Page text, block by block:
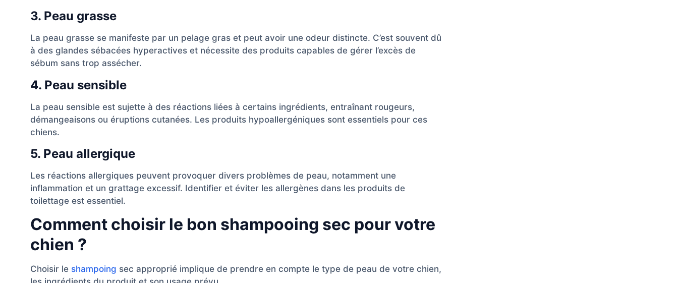
3. Peau grasse
La peau grasse se manifeste par un pelage gras et peut avoir une odeur distincte. C’est souvent dû
à des glandes sébacées hyperactives et nécessite des produits capables de gérer l’excès de
sébum sans trop assécher.
4. Peau sensible
La peau sensible est sujette à des réactions liées à certains ingrédients, entraînant rougeurs,
démangeaisons ou éruptions cutanées. Les produits hypoallergéniques sont essentiels pour ces
chiens.
5. Peau allergique
Les réactions allergiques peuvent provoquer divers problèmes de peau, notamment une
inflammation et un grattage excessif. Identifier et éviter les allergènes dans les produits de
toilettage est essentiel.
Comment choisir le bon shampooing sec pour votre
chien ?
Choisir le shampoing sec approprié implique de prendre en compte le type de peau de votre chien,